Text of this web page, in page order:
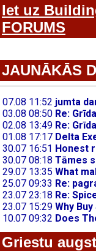
Iet uz
FORUMS
JAUNĀKĀS
Griestu